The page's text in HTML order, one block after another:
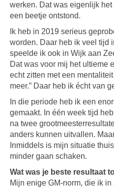
werken. Dat was eigenlijk
een beetje ontstond.
Ik heb in 2019 serieus
worden. Daar heb ik veel tijd
speelde ik ook in Wijk aan
Dat was voor mij het ultieme
echt zitten met een
meer.” Daar heb ik écht van
In die periode heb ik een
gemaakt. In één week tijd
na twee
anders kunnen uitvallen.
Inmiddels is mijn situatie
minder gaan schaken.
Wat was je beste resultaat
Mijn enige GM-norm, die ik